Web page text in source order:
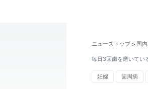
ニューストップ > 国
毎日3回歯を磨いてい
妊婦 歯周病